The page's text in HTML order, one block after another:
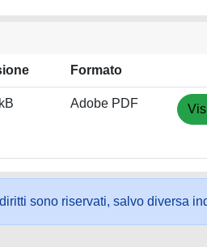
Formato
Adobe PDF
sono riservati, salvo diversa